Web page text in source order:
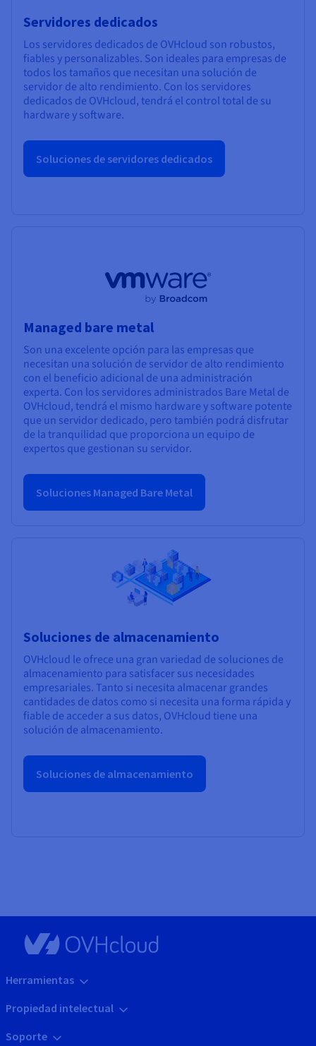
Servidores dedicados
Los servidores dedicados de OVHcloud son robustos,
fiables y personalizables. Son ideales para empresas de
todos los tamaños que necesitan una solución de
servidor de alto rendimiento. Con los servidores
dedicados de OVHcloud, tendrá el control total de su
hardware y software.
Soluciones de servidores dedicados
Managed bare metal
Son una excelente opción para las empresas que
necesitan una solución de servidor de alto rendimiento
con el beneficio adicional de una administración
experta. Con los servidores administrados Bare Metal de
OVHcloud, tendrá el mismo hardware y software potente
que un servidor dedicado, pero también podrá disfrutar
de la tranquilidad que proporciona un equipo de
expertos que gestionan su servidor.
Soluciones Managed Bare Metal
Soluciones de almacenamiento
OVHcloud le ofrece una gran variedad de soluciones de
almacenamiento para satisfacer sus necesidades
empresariales. Tanto si necesita almacenar grandes
cantidades de datos como si necesita una forma rápida y
fiable de acceder a sus datos, OVHcloud tiene una
solución de almacenamiento.
Soluciones de almacenamiento
Herramientas
Propiedad intelectual
Soporte